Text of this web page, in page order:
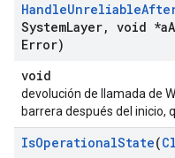
HandleUnreliable
SystemLayer, void *a
Error)
void
devolución de llamada de
barrera después del inicio,
IsOperationalState(